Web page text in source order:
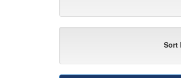
Sort